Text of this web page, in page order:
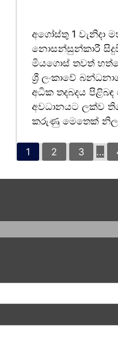
අගෝස්තු 1 වැනිදා
නොසන්සුන්කාරී
මියගොස් තවත්
ශ්‍රී ලංකාවේ
අධික තදබදය
අවධානයට ලක්ව
කරුණු මෙතෙක්
1 2 3 …